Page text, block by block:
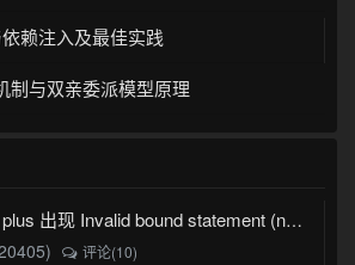
赖注入及最佳实践
制与双亲委派模型原理
mybatis plus 出现 Invalid bound statement (not found)
评论(10)